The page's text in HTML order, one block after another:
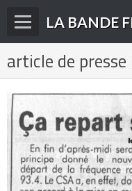
LA BANDE
Accueil
radios disparues
radios actuelles
La radio en DAB+
article de